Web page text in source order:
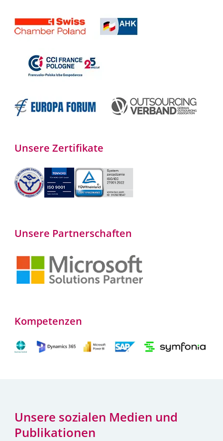
Unsere Zertifikate
Unsere Partnerschaften
Kompetenzen
Unsere sozialen Medien und
Publikationen